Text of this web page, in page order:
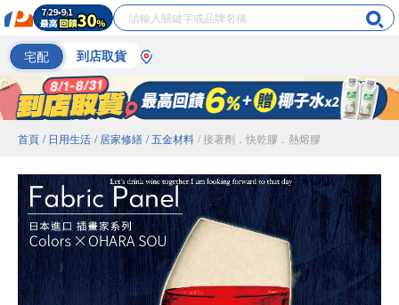
宅配 到店取貨
首頁 / 日用生活 / 居家修繕 / 五金材料 / 接著劑．快乾膠．熱熔膠